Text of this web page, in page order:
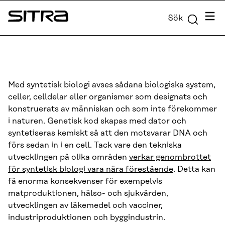
Skip to
content
Sitra Sök Meny
Med syntetisk biologi avses sådana biologiska system,
celler, celldelar eller organismer som designats och
konstruerats av människan och som inte förekommer
i naturen. Genetisk kod skapas med dator och
syntetiseras kemiskt så att den motsvarar DNA och
förs sedan in i en cell. Tack vare den tekniska
utvecklingen på olika områden verkar genombrottet
för syntetisk biologi vara nära förestående. Detta kan
få enorma konsekvenser för exempelvis
matproduktionen, hälso- och sjukvården,
utvecklingen av läkemedel och vacciner,
industriproduktionen och byggindustrin.